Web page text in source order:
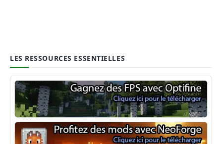
LES RESSOURCES ESSENTIELLES
Optifine